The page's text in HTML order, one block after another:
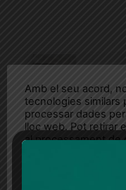
Amb el seu acord,
tecnologies similars
processar dades
lloc web. Pot retirar
al processament de
legítims en
cookies" o a la
lloc web. Si cliques